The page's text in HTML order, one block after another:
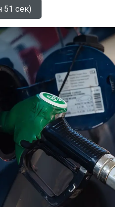
51 сек)